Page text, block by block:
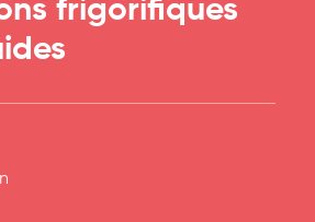
frigorifiques